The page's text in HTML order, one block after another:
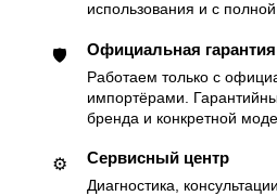
использования и с
🛡 Официальная
Работаем только с
импортёрами.
бренда и конкретной
⚙️ Сервисный центр
Диагностика,